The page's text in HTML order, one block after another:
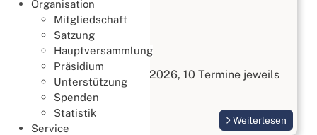
Organisation
Mitgliedschaft
Satzung
Hauptversammlung
Präsidium
Unterstützung
Spenden
Statistik
Service
Lernen & Trainieren
02. August 2026
Bridge kennenlernen
Start am 3. September 2026, 10 Termine jeweils
Donnerstags
Weiterlesen